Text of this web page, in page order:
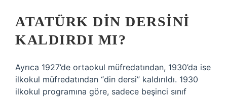
ATATÜRK DIN DERSINI
KALDIRDI MI?
Ayrıca 1927’de ortaokul müfredatından, 1930’da ise
ilkokul müfredatından “din dersi” kaldırıldı. 1930
ilkokul programına göre, sadece beşinci sınıf